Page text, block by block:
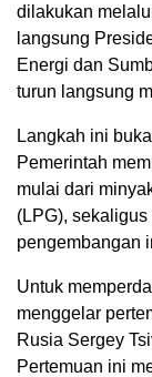
dilakukan
langsung
Energi dan
turun langsung
Langkah ini
Pemerintah
mulai dari
(LPG),
pengembangan
Untuk
menggelar
Rusia Sergey
Pertemuan ini